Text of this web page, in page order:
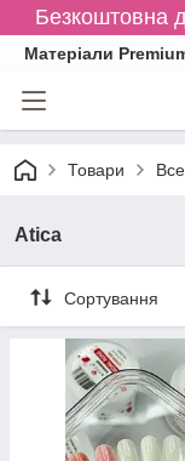
Безкоштовна
Матеріали
Товари
Atica
Сортування